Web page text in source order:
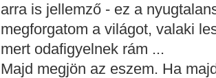
arra is jellemző - ez a
megforgatom a világot, valaki
mert odafigyelnek rám ...
Majd megjön az eszem. Ha